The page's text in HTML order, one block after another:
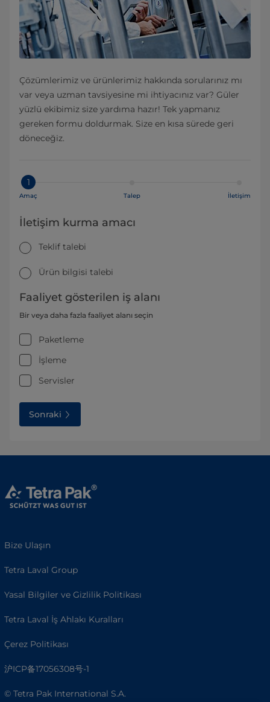
Çözümlerimiz ve ürünlerimiz hakkında sorularınız mı
var veya uzman tavsiyesine mi ihtiyacınız var? Güler
yüzlü ekibimiz size yardıma hazır! Tek yapmanız
gereken formu doldurmak. Size en kısa sürede geri
döneceğiz.
1
Amaç Talep İletişim
İletişim kurma amacı
Teklif talebi
Ürün bilgisi talebi
Faaliyet gösterilen iş alanı
Bir veya daha fazla faaliyet alanı seçin
Paketleme
İşleme
Servisler
Sonraki
Bize Ulaşın
Tetra Laval Group
Yasal Bilgiler ve Gizlilik Politikası
Tetra Laval İş Ahlakı Kuralları
Çerez Politikası
沪ICP备17056308号-1
© Tetra Pak International S.A.